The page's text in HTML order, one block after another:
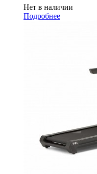
Нет в наличии
Подробнее